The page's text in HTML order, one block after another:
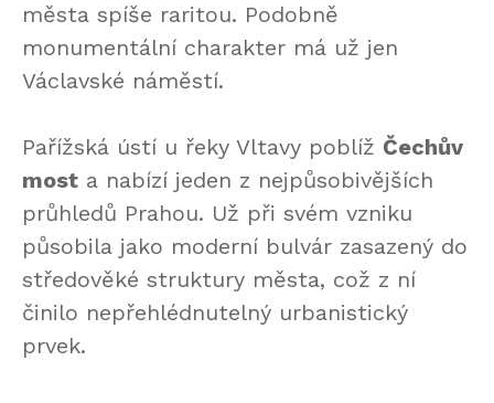
města spíše raritou. Podobně
monumentální charakter má už jen
Václavské náměstí.
Pařížská ústí u řeky Vltavy poblíž Čechův
most a nabízí jeden z nejpůsobivějších
průhledů Prahou. Už při svém vzniku
působila jako moderní bulvár zasazený do
středověké struktury města, což z ní
činilo nepřehlédnutelný urbanistický
prvek.